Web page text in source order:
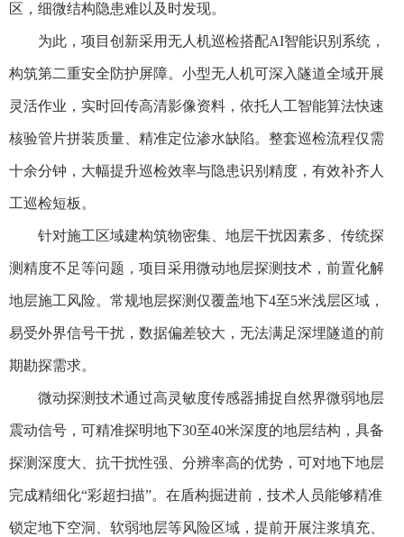
区，细微结构隐患难以及时发现。
为此，项目创新采用无人机巡检搭配AI智能识别系统，
构筑第二重安全防护屏障。小型无人机可深入隧道全域开展
灵活作业，实时回传高清影像资料，依托人工智能算法快速
核验管片拼装质量、精准定位渗水缺陷。整套巡检流程仅需
十余分钟，大幅提升巡检效率与隐患识别精度，有效补齐人
工巡检短板。
针对施工区域建构筑物密集、地层干扰因素多、传统探
测精度不足等问题，项目采用微动地层探测技术，前置化解
地层施工风险。常规地层探测仅覆盖地下4至5米浅层区域，
易受外界信号干扰，数据偏差较大，无法满足深埋隧道的前
期勘探需求。
微动探测技术通过高灵敏度传感器捕捉自然界微弱地层
震动信号，可精准探明地下30至40米深度的地层结构，具备
探测深度大、抗干扰性强、分辨率高的优势，可对地下地层
完成精细化“彩超扫描”。在盾构掘进前，技术人员能够精准
锁定地下空洞、软弱地层等风险区域，提前开展注浆填充、